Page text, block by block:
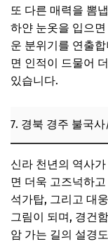
또 다른 매력을 뽐
하얀 눈옷을 입으
운 분위기를 연출
면 인적이 드물어
있습니다.
7. 경북 경주 불국
신라 천년의 역사
면 더욱 고즈넉하
석가탑, 그리고 대
그림이 되며, 경건
암 가는 길의 설경